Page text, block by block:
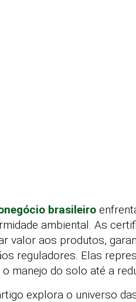
brasileiro
ambiental. As
valor aos produtos,
reguladores. Elas
o manejo do solo até a
explora o universo